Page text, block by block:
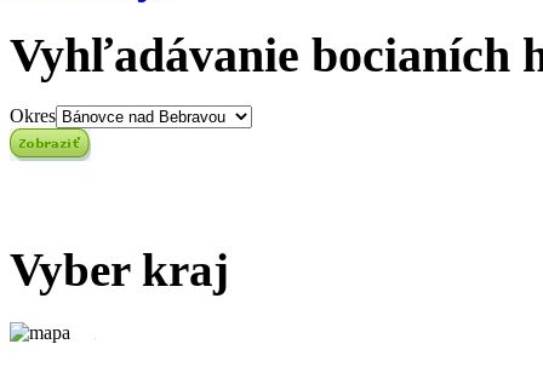
Vyhľadávanie bocianích
Okres
Vyber kraj